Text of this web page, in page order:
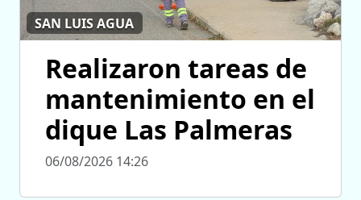
SAN LUIS AGUA
Realizaron tareas de
mantenimiento en el
dique Las Palmeras
06/08/2026 14:26